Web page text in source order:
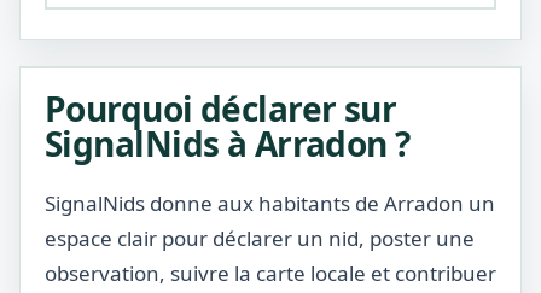
Pourquoi déclarer sur
SignalNids à Arradon ?
SignalNids donne aux habitants de Arradon un
espace clair pour déclarer un nid, poster une
observation, suivre la carte locale et contribuer